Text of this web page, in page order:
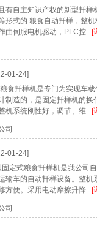
有自主知识产权的新型扦样
形式的 粮食自动扦样，整
由伺服电机驱动，PLC控...[
01-24]
食扦样机是专门为实现车
制造的，是固定扦样机的换
机系统刚性好，调节、维...[
司
01-24]
定式粮食扦样机是我公司
输车的自动扦样设备。整机
方便。采用电动摩擦升降...[
司